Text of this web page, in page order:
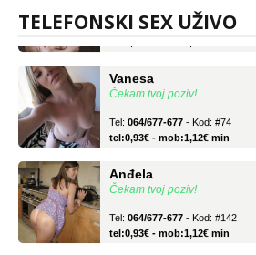
TELEFONSKI SEX UŽIVO
Tel:064/677-677 - Kod: #106
tel:0,93€ - mob:1,12€ min
Čekam tvoj poziv!
tel:0,93€ - mob:1,12€ min
Čekam tvoj poziv!
tel:0,93€ - mob:1,12€ min